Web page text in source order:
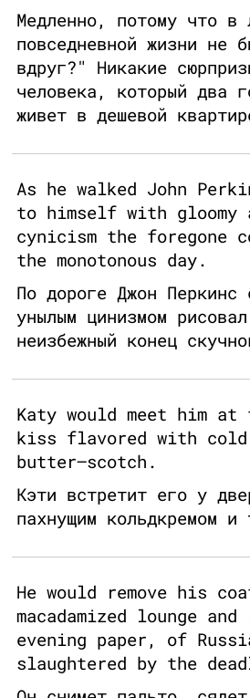
Медленно, потому что в
повседневной жизни не
вдруг?" Никакие
человека, который два
живет в дешевой
As he walked John
to himself with gloomy
cynicism the foregone
the monotonous day.
По дороге Джон Перкинс
унылым цинизмом
неизбежный конец
Katy would meet him
kiss flavored with cold
butter–scotch.
Кэти встретит его у
пахнущим кольдкремом и
He would remove his
macadamized lounge
evening paper, of
slaughtered by the